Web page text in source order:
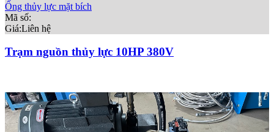
Ống thủy lực mặt bích
Mã số:
Giá:Liên hệ
Trạm nguồn thủy lực 10HP 380V